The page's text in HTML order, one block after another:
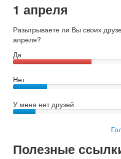
1 апреля
Разыгрываете ли Вы своих
апреля?
Да
Нет
У меня нет друзей
Полезные